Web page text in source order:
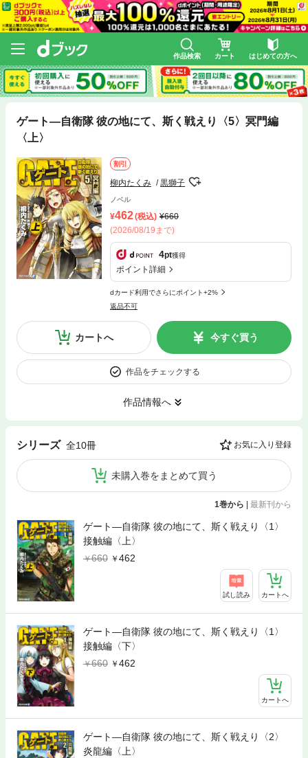
作品検索 カート はじめての方へ
ゲート―自衛隊 彼の地にて、斯く戦えり〈5〉冥門編
〈上〉
割引
柳内たくみ 黒獅子
ノベル
462(税込)
660
(2026/08/19まで)
4pt獲得
ポイント詳細
dカード利用でさらにポイント+2%
返品不可
カートへ 今すぐ買う
作品をチェックする
作品情報へ
シリーズ 全10冊 お気に入り登録
未購入巻をまとめて買う
1巻から 最新刊から
ゲート―自衛隊 彼の地にて、斯く戦えり〈1〉
接触編〈上〉
660
462
試し読み カートへ
ゲート―自衛隊 彼の地にて、斯く戦えり〈1〉
接触編〈下〉
660
462
カートへ
ゲート―自衛隊 彼の地にて、斯く戦えり〈2〉
炎龍編〈上〉